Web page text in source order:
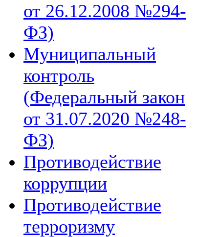
от 26.12.2008 №294-
ФЗ)
Муниципальный
контроль
(Федеральный закон
от 31.07.2020 №248-
ФЗ)
Противодействие
коррупции
Противодействие
терроризму